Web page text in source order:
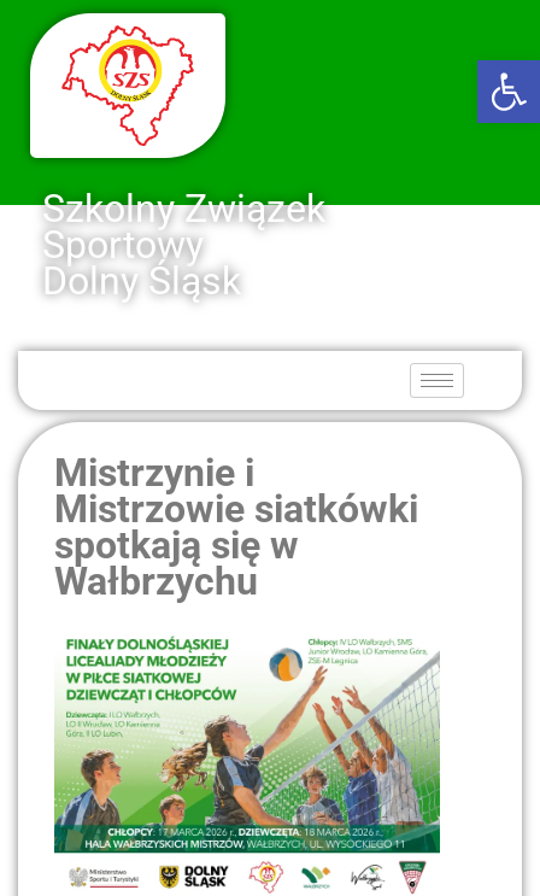
Szkolny Związek
Sportowy
Dolny Śląsk
Mistrzynie i
Mistrzowie siatkówki
spotkają się w
Wałbrzychu